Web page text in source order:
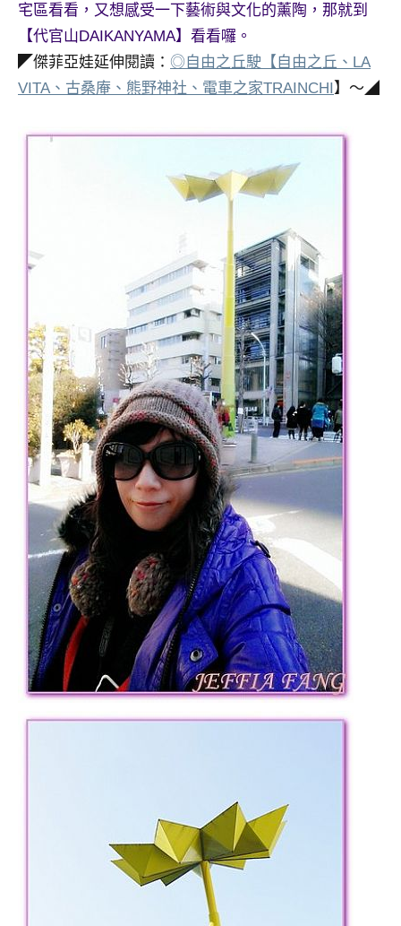
宅區看看，又想感受一下藝術與文化的薰陶，那就到
【代官山DAIKANYAMA】看看囉。
◤傑菲亞娃延伸閱讀： ◎自由之丘駛【自由之丘、LA
VITA、古桑庵、熊野神社、電車之家TRAINCHI】～◢